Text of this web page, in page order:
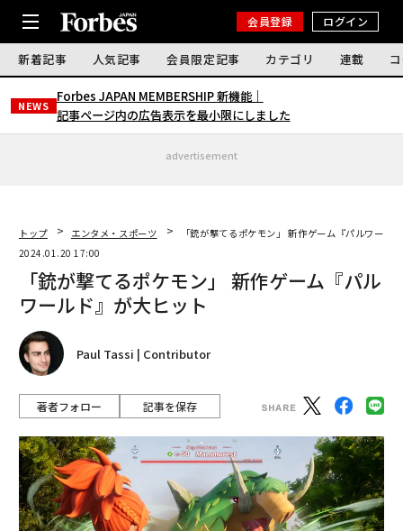
会員登録 ログイン
新着記事 人気記事 会員限定記事 カテゴリ 連載
NEWS
Forbes JAPAN MEMBERSHIP 新機能｜
記事ページ内の広告表示を最小限にしました
advertisement
トップ エンタメ・スポーツ
「銃が撃てるポケモン」 新作ゲーム『パルワール
2024.01.20 17:00
「銃が撃てるポケモン」 新作ゲーム『パル
ワールド』が大ヒット
Paul Tassi | Contributor
著者フォロー 記事を保存